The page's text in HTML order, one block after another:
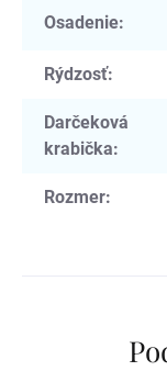
Osadenie:
Rýdzosť:
Darčeková
krabička:
Rozmer: